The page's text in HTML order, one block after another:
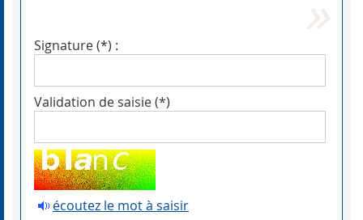
Signature (*) :
Validation de saisie (*)
écoutez le mot à saisir